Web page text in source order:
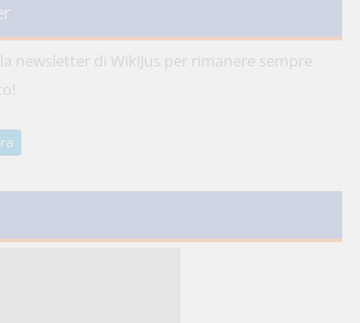
newsletter di WikiJus per rimanere sempre